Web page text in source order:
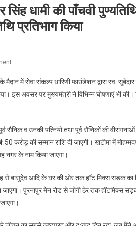
धामी की पाँचवी
प्रतिभाग किया
On
ने
खटीमा
सूबेदार
श्री
शेर
धामी
की
पाँचवी
पर
में सेवा संकल्प धारिणी फाउंडेशन द्वारा स्व. सूबेदार
इस अवसर पर मुख्यमंत्री ने विभिन्न घोषणाएं भी
व उनकी पत्नियों तथा पूर्व सैनिकों की वीरांगनाओं
करोड़ की सम्मान राशि दी जाएगी। खटीमा में
नगर के नाम किया जाएगा।
बासुदेव आदि के घर की ओर तक हॉट मिक्स सड़क का
पुरनापुर मेन रोड से जोगी ठेर तक हॉटमिक्स